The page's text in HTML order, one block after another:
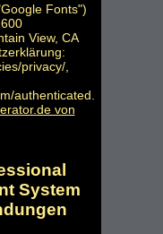
Fonts")
View, CA
privacy/,
authenticated
von
System